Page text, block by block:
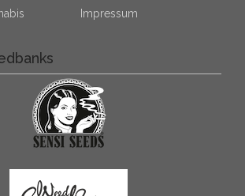
Impressum